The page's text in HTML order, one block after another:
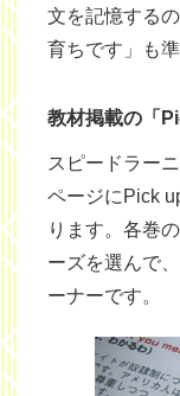
文を記憶する
育ちです」も
教材掲載の「
スピードラー
ページにPick
ります。各巻
ーズを選んで
ーナーです。